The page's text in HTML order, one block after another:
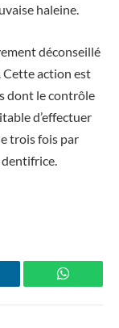
haleine.
déconseillé
Cette action est
dont le contrôle
d’effectuer
trois fois par